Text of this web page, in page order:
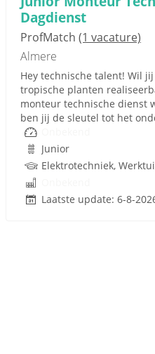
Dagdienst
ProfMatch (1 vacature)
Almere
Hey technische talent! Wil
tropische planten
monteur technische dienst
ben jij de sleutel tot het
Junior
Elektrotechniek,
Laatste update: 6-8-